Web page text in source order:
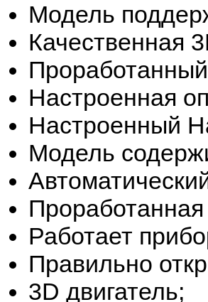
Модель
Качественная
Настроенная
Настроенный
Модель
Работает
Правильно
3D двигатель;